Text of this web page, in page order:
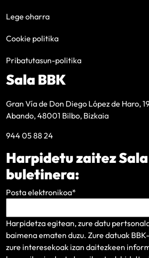
Lege oharra
Cookie politika
Pribatutasun-politika
Sala BBK
Gran Vía de Don Diego López de Haro,
Abando, 48001 Bilbo, Bizkaia
944 05 88 24
Harpidetu zaitez
buletinera:
Posta elektronikoa*
Harpidetza egitean, zure datu
baimena ematen duzu. Zure datuak
zure interesekoak izan daitezkeen